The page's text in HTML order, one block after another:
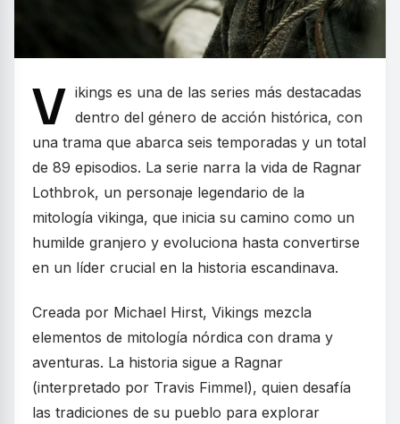
V ikings es una de las series más destacadas
dentro del género de acción histórica, con
una trama que abarca seis temporadas y un total
de 89 episodios. La serie narra la vida de Ragnar
Lothbrok, un personaje legendario de la
mitología vikinga, que inicia su camino como un
humilde granjero y evoluciona hasta convertirse
en un líder crucial en la historia escandinava.
Creada por Michael Hirst, Vikings mezcla
elementos de mitología nórdica con drama y
aventuras. La historia sigue a Ragnar
(interpretado por Travis Fimmel), quien desafía
las tradiciones de su pueblo para explorar